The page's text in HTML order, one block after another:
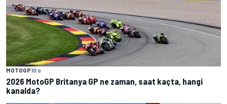
MOTOGP10 s
2026 MotoGP Britanya GP ne zaman, saat kaçta, hangi
kanalda?